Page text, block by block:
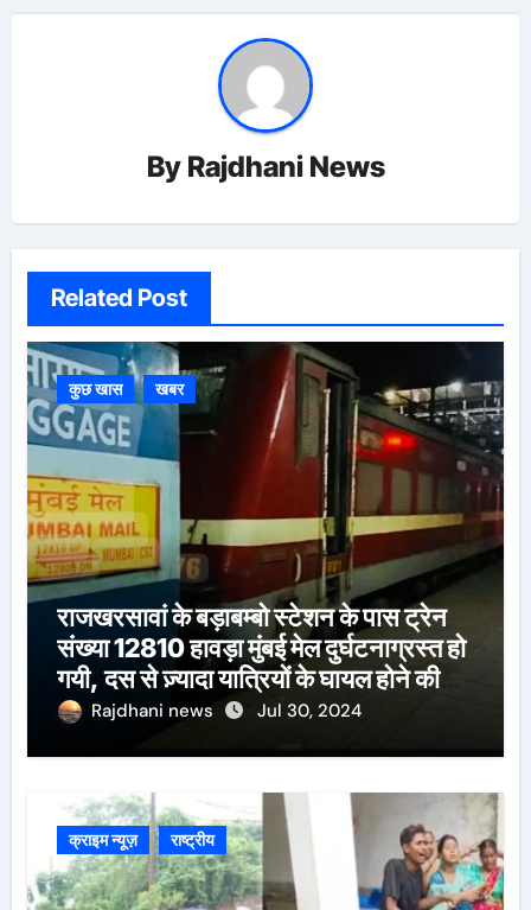
By Rajdhani News
Related Post
कुछ खास खबर
राजखरसावां के बड़ाबम्बो स्टेशन के पास ट्रेन
संख्या 12810 हावड़ा मुंबई मेल दुर्घटनाग्रस्त हो
गयी, दस से ज़्यादा यात्रियों के घायल होने की
खबर।सरायकेला के वरीय पदाधिकारी
Rajdhani news Jul 30, 2024
क्राइम न्यूज़ राष्ट्रीय